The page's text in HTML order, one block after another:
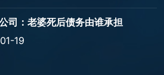
司：老婆死后债务由谁承担
19